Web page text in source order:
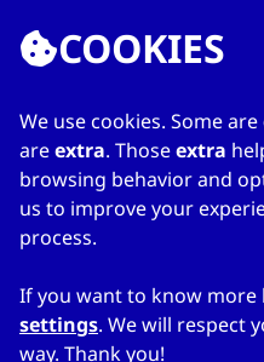
LIENS
Home
Sur le répertoire
Ma liste
COOKIES
We use cookies. Some are
areextra. Thoseextra
browsing behavior and
us to improve your
process.
If you want to know more
settings. We will respect
way. Thank you!